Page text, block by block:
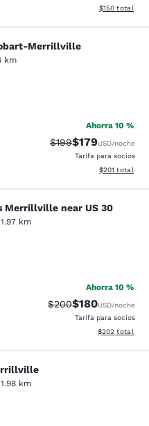
Ver detalles
$150 total
Merrillville
Merrillville
km
estrellas. Bueno. 1078 reseñas
Ahorra 10 %
Precio tachado:
$199Precio con
$179USD/noche
Tarifa para socios
Ver detalles
$201 total
near US
Merrillville near US 30
km
Bueno. 1542 reseñas
Ahorra 10 %
Precio tachado:
$200Precio con
$180USD/noche
Tarifa para socios
Ver detalles
$202 total
km
Feria. 977 reseñas